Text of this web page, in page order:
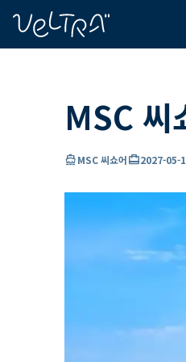
MSC 씨
directions_boatMSC 씨쇼어card_travel2027-05-